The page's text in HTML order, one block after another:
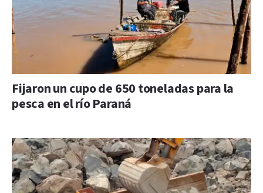
Fijaron un cupo de 650 toneladas para la
pesca en el río Paraná